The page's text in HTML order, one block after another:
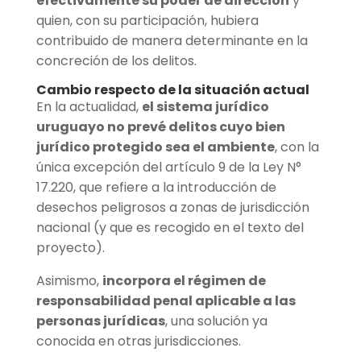
quien, con su participación, hubiera
contribuido de manera determinante en la
concreción de los delitos.
Cambio respecto de la situación actual
En la actualidad, el sistema jurídico
uruguayo no prevé delitos cuyo bien
jurídico protegido sea el ambiente, con la
única excepción del artículo 9 de la Ley N°
17.220, que refiere a la introducción de
desechos peligrosos a zonas de jurisdicción
nacional (y que es recogido en el texto del
proyecto).
Asimismo, incorpora el régimen de
responsabilidad penal aplicable a las
personas jurídicas, una solución ya
conocida en otras jurisdicciones.